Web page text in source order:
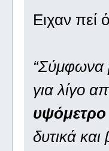
Ειχαν πεί
“Σύμφωνα
για λίγο
υψόμετρο
δυτικά και